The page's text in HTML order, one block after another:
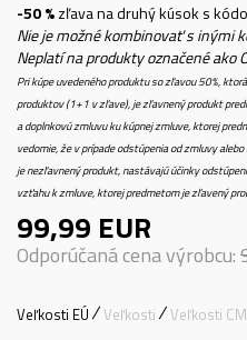
-50 %zľava na druhý kúsok s
Nie je možné kombinovať s inými
Neplatí na produkty označené ako
Pri kúpe uvedeného produktu so zľavou 50%,
produktov (1+1 v zľave), je zľavnený produkt
a doplnkovú zmluvu ku kúpnej zmluve, ktorej
vedomie, že v prípade odstúpenia od zmluvy
je nezľavnený produkt, nastávajú účinky
vzťahu k zmluve, ktorej predmetom je zľavený
99,99 EUR
Odporúčaná cena výrobcu:
Veľkosti EÚ Veľkosti Veľkosti CM